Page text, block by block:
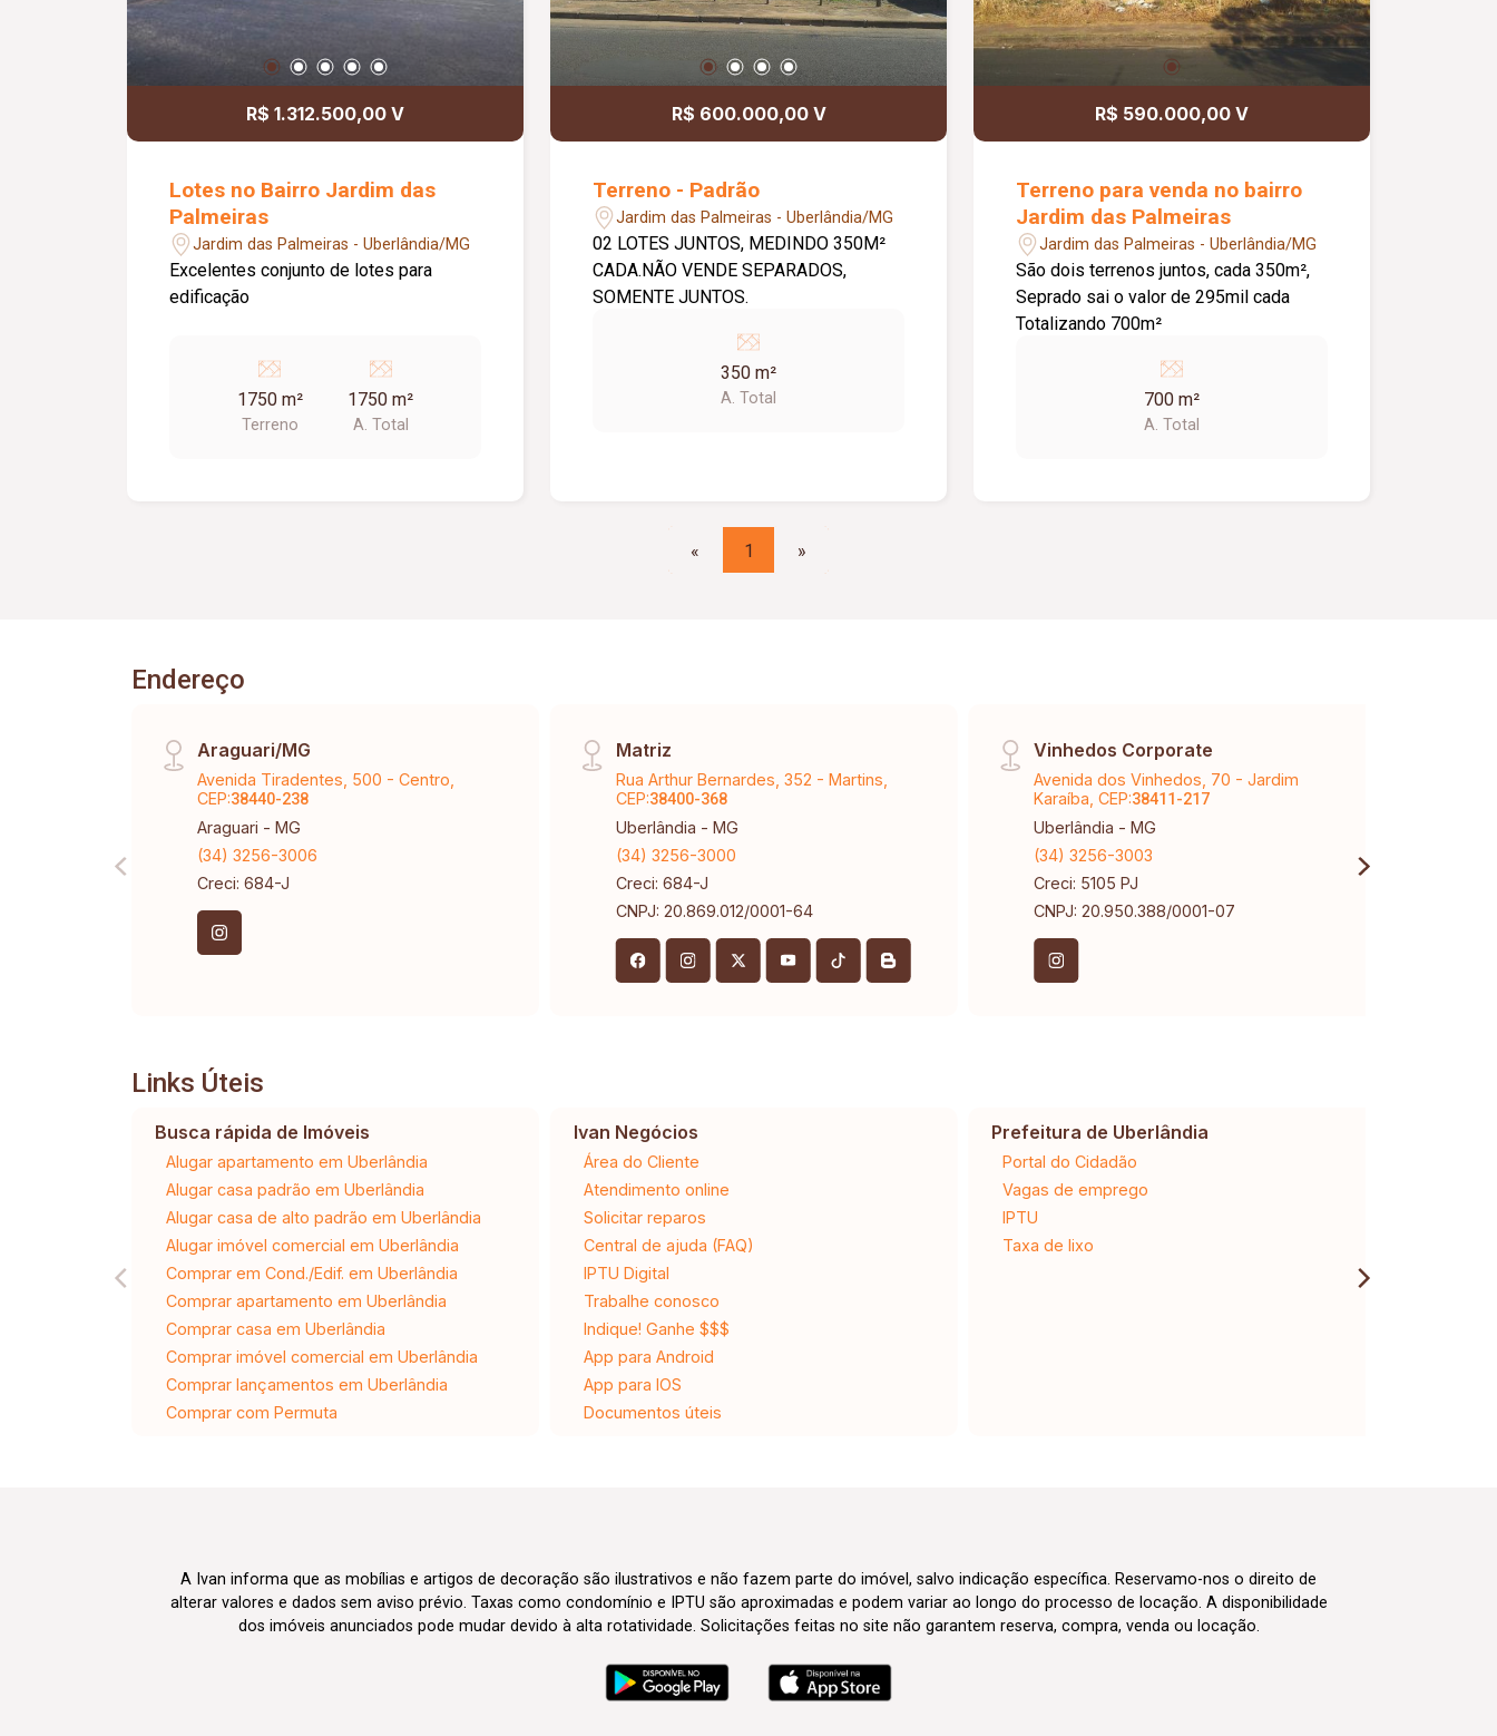
R$ 1.312.500,00 V
Lotes no Bairro Jardim das
Palmeiras
Jardim das Palmeiras - Uberlândia/MG
Excelentes conjunto de lotes para
edificação
1750 m²
Terreno
1750 m²
A. Total
R$ 600.000,00 V
Terreno - Padrão
Jardim das Palmeiras - Uberlândia/MG
02 LOTES JUNTOS, MEDINDO 350M²
CADA.NÃO VENDE SEPARADOS,
SOMENTE JUNTOS.
350 m²
A. Total
R$ 590.000,00 V
Terreno para venda no bairro
Jardim das Palmeiras
Jardim das Palmeiras - Uberlândia/MG
São dois terrenos juntos, cada 350m²,
Seprado sai o valor de 295mil cada
Totalizando 700m²
700 m²
A. Total
« 1 »
Endereço
Araguari/MG
Avenida Tiradentes, 500 - Centro,
CEP:38440-238
Araguari - MG
(34) 3256-3006
Creci: 684-J
Matriz
Rua Arthur Bernardes, 352 - Martins,
CEP:38400-368
Uberlândia - MG
(34) 3256-3000
Creci: 684-J
CNPJ: 20.869.012/0001-64
Vinhedos Corporate
Avenida dos Vinhedos, 70 - Jardim
Karaíba, CEP:38411-217
Uberlândia - MG
(34) 3256-3003
Creci: 5105 PJ
CNPJ: 20.950.388/0001-07
Links Úteis
Busca rápida de Imóveis
Alugar apartamento em Uberlândia
Alugar casa padrão em Uberlândia
Alugar casa de alto padrão em Uberlândia
Alugar imóvel comercial em Uberlândia
Comprar em Cond./Edif. em Uberlândia
Comprar apartamento em Uberlândia
Comprar casa em Uberlândia
Comprar imóvel comercial em Uberlândia
Comprar lançamentos em Uberlândia
Comprar com Permuta
Ivan Negócios
Área do Cliente
Atendimento online
Solicitar reparos
Central de ajuda (FAQ)
IPTU Digital
Trabalhe conosco
Indique! Ganhe $$$
App para Android
App para IOS
Documentos úteis
Prefeitura de Uberlândia
Portal do Cidadão
Vagas de emprego
IPTU
Taxa de lixo
A Ivan informa que as mobílias e artigos de decoração são ilustrativos e não fazem parte do imóvel, salvo indicação específica. Reservamo-nos o direito de
alterar valores e dados sem aviso prévio. Taxas como condomínio e IPTU são aproximadas e podem variar ao longo do processo de locação. A disponibilidade
dos imóveis anunciados pode mudar devido à alta rotatividade. Solicitações feitas no site não garantem reserva, compra, venda ou locação.